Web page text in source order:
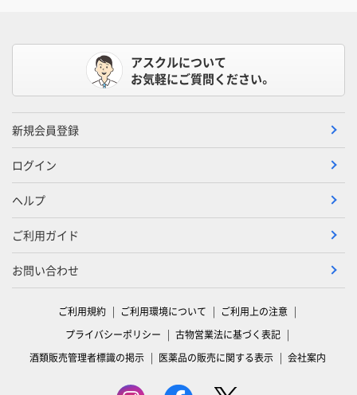
アスクルについて
お気軽にご質問ください。
新規会員登録
ログイン
ヘルプ
ご利用ガイド
お問い合わせ
ご利用規約 ご利用環境について
ご利用上の注意
プライバシーポリシー
古物営業法に基づく表記
酒類販売管理者標識の掲示
医薬品の販売に関する表示 会社案内